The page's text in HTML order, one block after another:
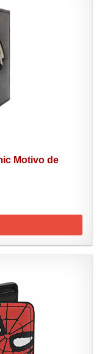
Motivo de